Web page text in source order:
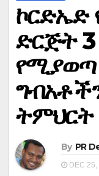
ኮርድኤድ
ድርጅት
የሚያወጣ
ትምህርት
By PR
DEC 25,